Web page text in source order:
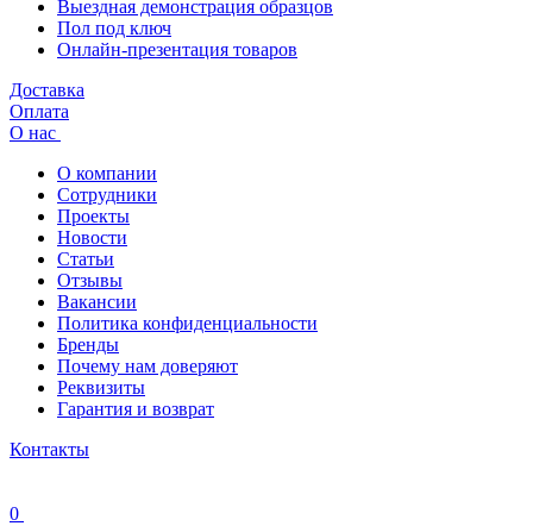
Выездная демонстрация образцов
Пол под ключ
Онлайн-презентация товаров
Доставка
Оплата
О нас
О компании
Сотрудники
Проекты
Новости
Статьи
Отзывы
Вакансии
Политика конфиденциальности
Бренды
Почему нам доверяют
Реквизиты
Гарантия и возврат
Контакты
0